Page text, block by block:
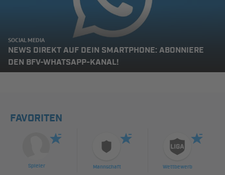
SOCIAL MEDIA
NEWS DIREKT AUF DEIN SMARTPHONE: ABONNIERE
DEN BFV-WHATSAPP-KANAL!
FAVORITEN
Spieler Mannschaft Wettbewerb